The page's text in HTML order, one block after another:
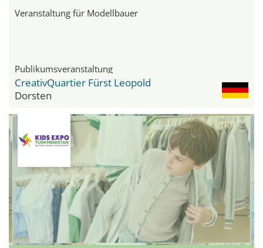
Veranstaltung für Modellbauer
Publikumsveranstaltung
CreativQuartier Fürst Leopold
Dorsten